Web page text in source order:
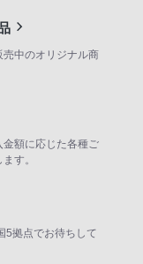
中のオリジナル商
額に応じた各種ご
す。
5拠点でお待ちして